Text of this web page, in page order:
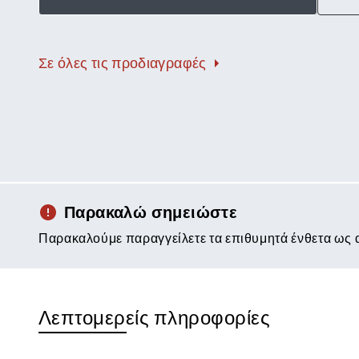
Σε όλες τις προδιαγραφές
Παρακαλώ σημειώστε
Παρακαλούμε παραγγείλετε τα επιθυμητά ένθετα ως
Λεπτομερείς πληροφορίες